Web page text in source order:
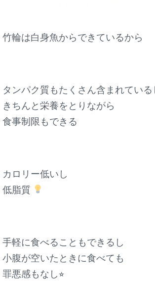
竹輪は白身魚からできているから
タンパク質もたくさん含まれている
きちんと栄養をとりながら
食事制限もできる
カロリー低いし
低脂質
手軽に食べることもできるし
小腹が空いたときに食べても
罪悪感もなし⭐︎